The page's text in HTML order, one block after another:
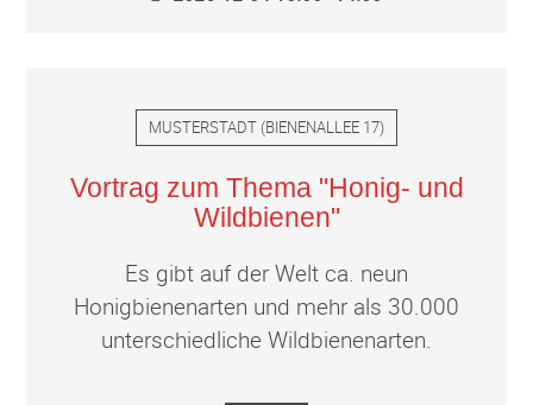
MUSTERSTADT (BIENENALLEE 17)
Vortrag zum Thema "Honig- und
Wildbienen"
Es gibt auf der Welt ca. neun
Honigbienenarten und mehr als 30.000
unterschiedliche Wildbienenarten.